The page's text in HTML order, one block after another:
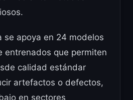
se apoya en 24 modelos
entrenados que permiten
calidad estándar
artefactos o defectos,
en sectores